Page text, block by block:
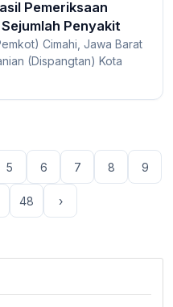
Pemeriksaan
Penyakit
Cimahi, Jawa Barat
(Dispangtan) Kota
5 6 7 8 9
48 ›